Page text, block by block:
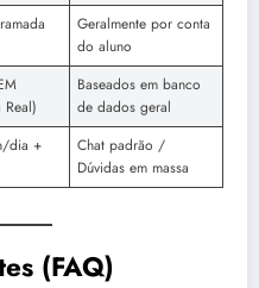
Geralmente por conta
do aluno
Real)
Baseados em banco
de dados geral
dia +
Chat padrão /
Dúvidas em massa
(FAQ)